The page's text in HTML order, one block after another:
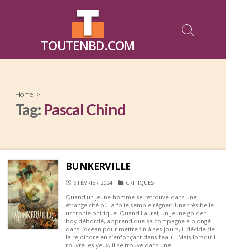
TOUTENBD.COM
Search
Home >
Tag: Pascal Chind
BUNKERVILLE
PUBLISHED
9 FÉVRIER 2024 CATEGORIES
CRITIQUES
Quand un jeune homme se retrouve dans une
étrange cité où la folie semble régner. Une très belle
uchronie onirique. Quand Laurel, un jeune golden
boy débordé, apprend que sa compagne a plongé
dans l’océan pour mettre fin à ses jours, il décide de
la rejoindre en s’enfonçant dans l’eau… Mais lorsqu’il
rouvre les yeux, il se trouve dans une...